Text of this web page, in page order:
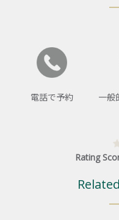
電話で予約 一般
Rating